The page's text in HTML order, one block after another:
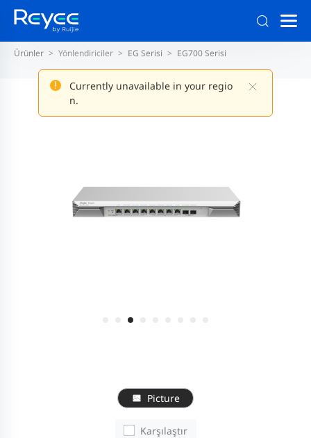
Currently unavailable in your regio
n.
Ürünler Yönlendiriciler EG Serisi EG700 Serisi
Picture
Karşılaştır